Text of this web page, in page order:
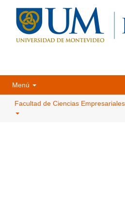
Menú
Facultad de Ciencias